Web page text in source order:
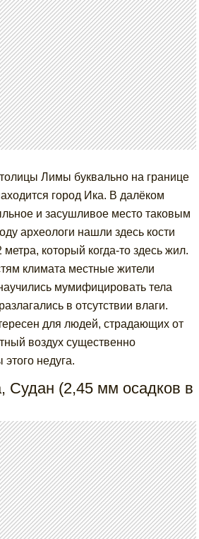
Лимы буквально на границе
город Ика. В далёком
и засушливое место таковым
археологи нашли здесь кости
который когда-то здесь жил.
климата местные жители
мумифицировать тела
в отсутствии влаги.
для людей, страдающих от
воздух существенно
недуга.
Судан (2,45 мм осадков в